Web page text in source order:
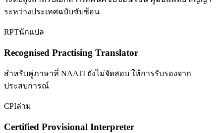
ระหว่างประเทศฉบับซับซ้อน
RPTนักแปล
Recognised Practising Translator
สำหรับคู่ภาษาที่ NAATI ยังไม่จัดสอบ ให้การรับรองจาก
ประสบการณ์
CPIล่าม
Certified Provisional Interpreter